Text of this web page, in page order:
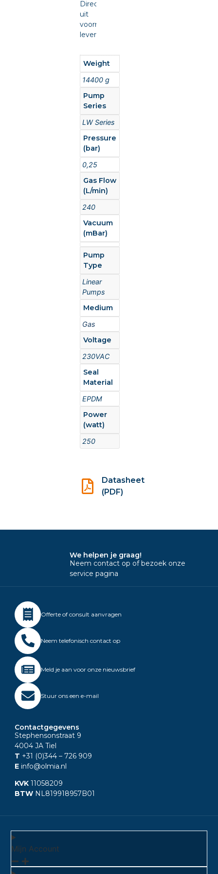
Direct
uit
voorraad
leverbaar.
Weight
14400 g
Pump
Series
LW Series
Pressure
(bar)
0,25
Gas Flow
(L/min)
240
Vacuum
(mBar)
Pump
Type
Linear
Pumps
Medium
Gas
Voltage
230VAC
Seal
Material
EPDM
Power
(watt)
250
Datasheet
(PDF)
We helpen je graag!
Neem contact op of bezoek onze
service pagina
Offerte of consult aanvragen
Neem telefonisch contact op
Meld je aan voor onze nieuwsbrief
Stuur ons een e-mail
Contactgegevens
Stephensonstraat 9
4004 JA Tiel
T +31 (0)344 – 726 909
E info@olmia.nl
KVK 11058209
BTW NL819918957B01
Mijn Account